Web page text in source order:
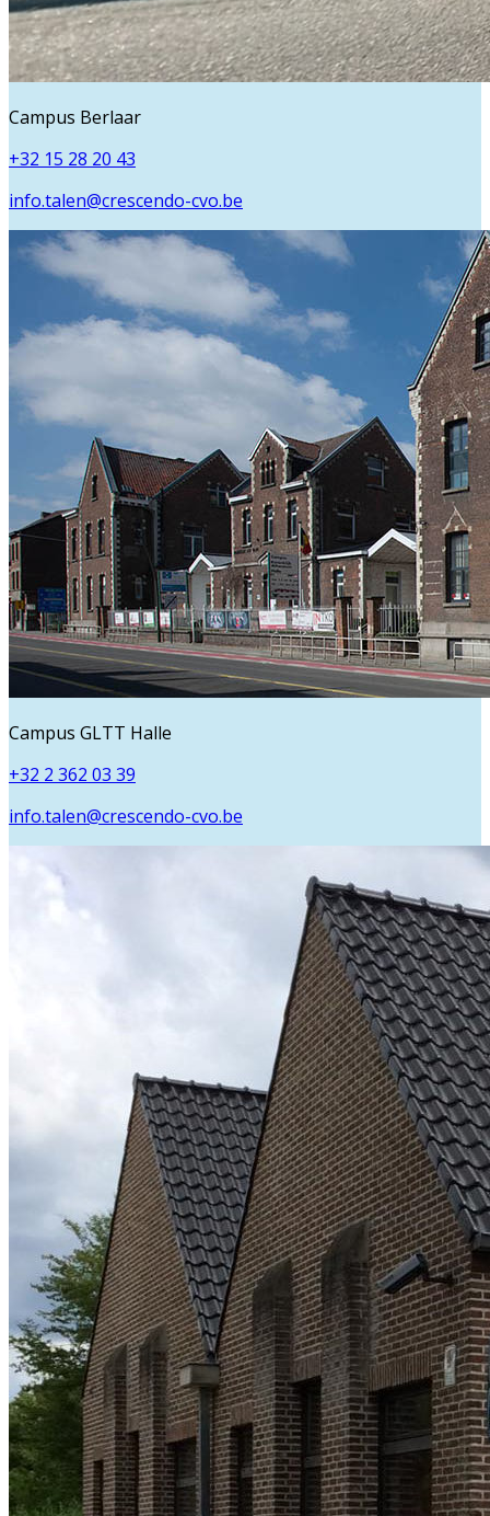
Campus Berlaar
+32 15 28 20 43
info.talen@crescendo-cvo.be
Campus GLTT Halle
+32 2 362 03 39
info.talen@crescendo-cvo.be